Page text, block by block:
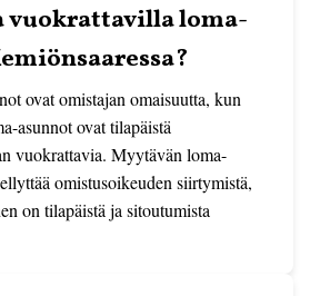
vuokrattavilla loma-
ovat omistajan omaisuutta, kun
asunnot ovat tilapäistä
vuokrattavia. Myytävän loma-
omistusoikeuden siirtymistä,
on tilapäistä ja sitoutumista